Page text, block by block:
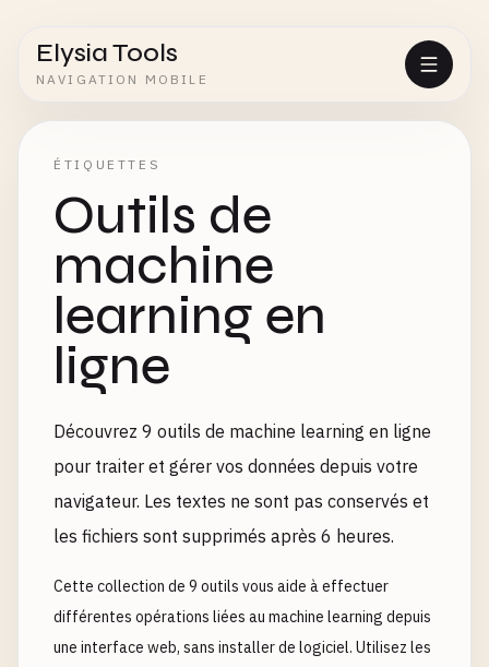
Elysia Tools
NAVIGATION MOBILE
ÉTIQUETTES
Outils de
machine
learning en
ligne
Découvrez 9 outils de machine learning en ligne
pour traiter et gérer vos données depuis votre
navigateur. Les textes ne sont pas conservés et
les fichiers sont supprimés après 6 heures.
Cette collection de 9 outils vous aide à effectuer
différentes opérations liées au machine learning depuis
une interface web, sans installer de logiciel. Utilisez les